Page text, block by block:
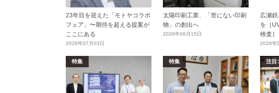
23年目を迎えた「モトヤコラボ
フェア」〜期待を超える提案が
ここにある
2026年07月03日
太陽印刷工業、「世にない印刷
物」の創出へ
2026年06月15日
広瀬
を［
検査］
2026年
特集 特集 注目